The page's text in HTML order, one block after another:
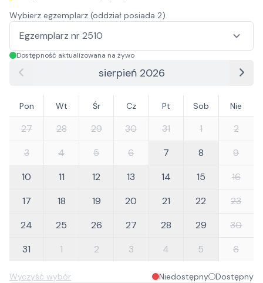
Wybierz egzemplarz (oddział posiada 2)
Dostępność aktualizowana na żywo
sierpień 2026
Pon Wt Śr Cz Pt Sob Nie
27 28 29 30 31 1
2
3
4 5 6 7 8
9
10
11 12 13 14 15
16
17
18 19 20 21 22
23
24
25 26 27 28 29
30
31
1 2 3 4 5 6
Wyczyść wybór Niedostępny Dostępny